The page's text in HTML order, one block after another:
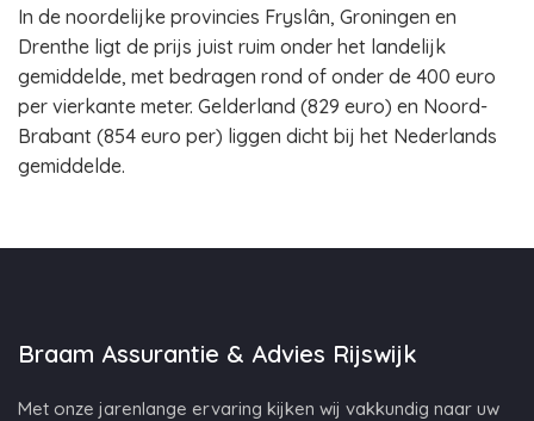
In de noordelijke provincies Fryslân, Groningen en
Drenthe ligt de prijs juist ruim onder het landelijk
gemiddelde, met bedragen rond of onder de 400 euro
per vierkante meter. Gelderland (829 euro) en Noord-
Brabant (854 euro per) liggen dicht bij het Nederlands
gemiddelde.
Braam Assurantie & Advies Rijswijk
Met onze jarenlange ervaring kijken wij vakkundig naar uw